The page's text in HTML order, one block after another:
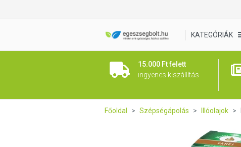
KATEGÓRIÁK
15.000 Ft felett
ingyenes kiszállítás
Főoldal Szépségápolás Illóolajok